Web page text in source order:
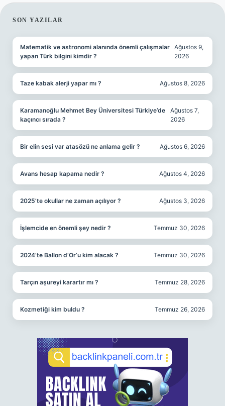
SIDEBAR
SON YAZILAR
Matematik ve astronomi alanında önemli çalışmalar
yapan Türk bilgini kimdir ?
Ağustos 9,
2026
Taze kabak alerji yapar mı ? Ağustos 8, 2026
Karamanoğlu Mehmet Bey Üniversitesi Türkiye’de
kaçıncı sırada ?
Ağustos 7,
2026
Bir elin sesi var atasözü ne anlama gelir ? Ağustos 6, 2026
Avans hesap kapama nedir ? Ağustos 4, 2026
2025’te okullar ne zaman açılıyor ? Ağustos 3, 2026
İşlemcide en önemli şey nedir ? Temmuz 30, 2026
2024’te Ballon d’Or’u kim alacak ? Temmuz 30, 2026
Tarçın aşureyi karartır mı ? Temmuz 28, 2026
Kozmetiği kim buldu ? Temmuz 26, 2026